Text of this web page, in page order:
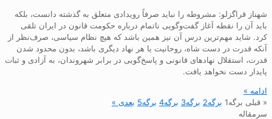
شهناز قراگزلو: مشروطه را نباید صرفاً رویدادی متعلق به گذشته دانست، بلکه
باید آن را نقطه آغاز گفت‌وگویی ناتمام درباره حکومت قانون در ایران تلقی
کرد. شاید مهم‌ترین درس آن نیز همین باشد که هیچ نظام سیاسی، صرف‌نظر از
آنکه قدرت در دست شاه، روحانیت یا هر نهاد دیگری باشد، بدون محدود شدن
قدرت، استقلال نهادهای قانونی و پاسخ‌گویی در برابر شهروندان، به آزادی و ثبات
پایدار دست نخواهد یافت.
ادامه »
« قبلی
برگه1 برگه2 برگه3 برگه4 برگه5 بعدی »
سرمقاله